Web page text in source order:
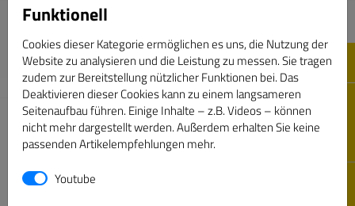
Funktionell
Cookies dieser Kategorie ermöglichen es uns, die Nutzung der
Website zu analysieren und die Leistung zu messen. Sie tragen
zudem zur Bereitstellung nützlicher Funktionen bei. Das
Deaktivieren dieser Cookies kann zu einem langsameren
Seitenaufbau führen. Einige Inhalte – z.B. Videos – können
nicht mehr dargestellt werden. Außerdem erhalten Sie keine
passenden Artikelempfehlungen mehr.
Youtube